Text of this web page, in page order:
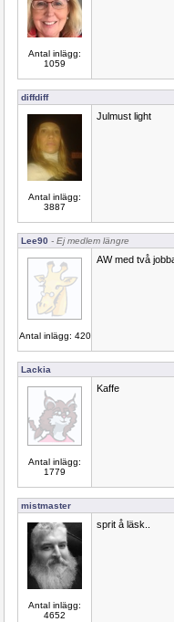
Antal inlägg:
1059
diffdiff
Antal inlägg:
3887
Julmust light
Lee90 - Ej medlem längre
Antal inlägg: 420
AW med två
Lackia
Antal inlägg:
1779
Kaffe
mistmaster
Antal inlägg:
4652
sprit å läsk..